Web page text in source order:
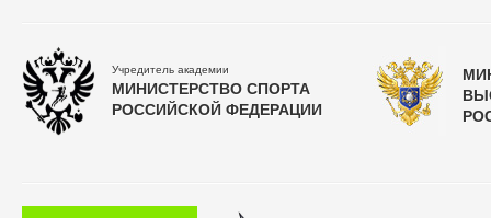
Учредитель академии
МИНИСТЕРСТВО СПОРТА
РОССИЙСКОЙ ФЕДЕРАЦИИ